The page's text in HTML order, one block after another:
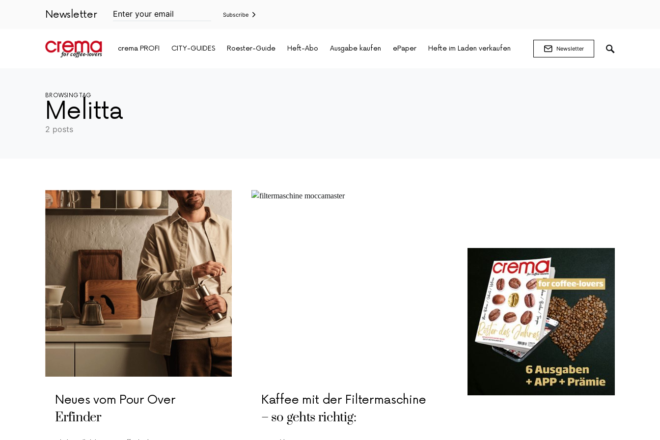
Newsletter Subscribe
crema PROFI CITY-GUIDES Roester-Guide Heft-Abo Ausgabe kaufen ePaper Hefte im Laden verkaufen Newsletter
BROWSING TAG
Melitta
2 posts
Neues vom Pour Over
Erfinder
Kaffee mit der Filtermaschine
– so gehts richtig: